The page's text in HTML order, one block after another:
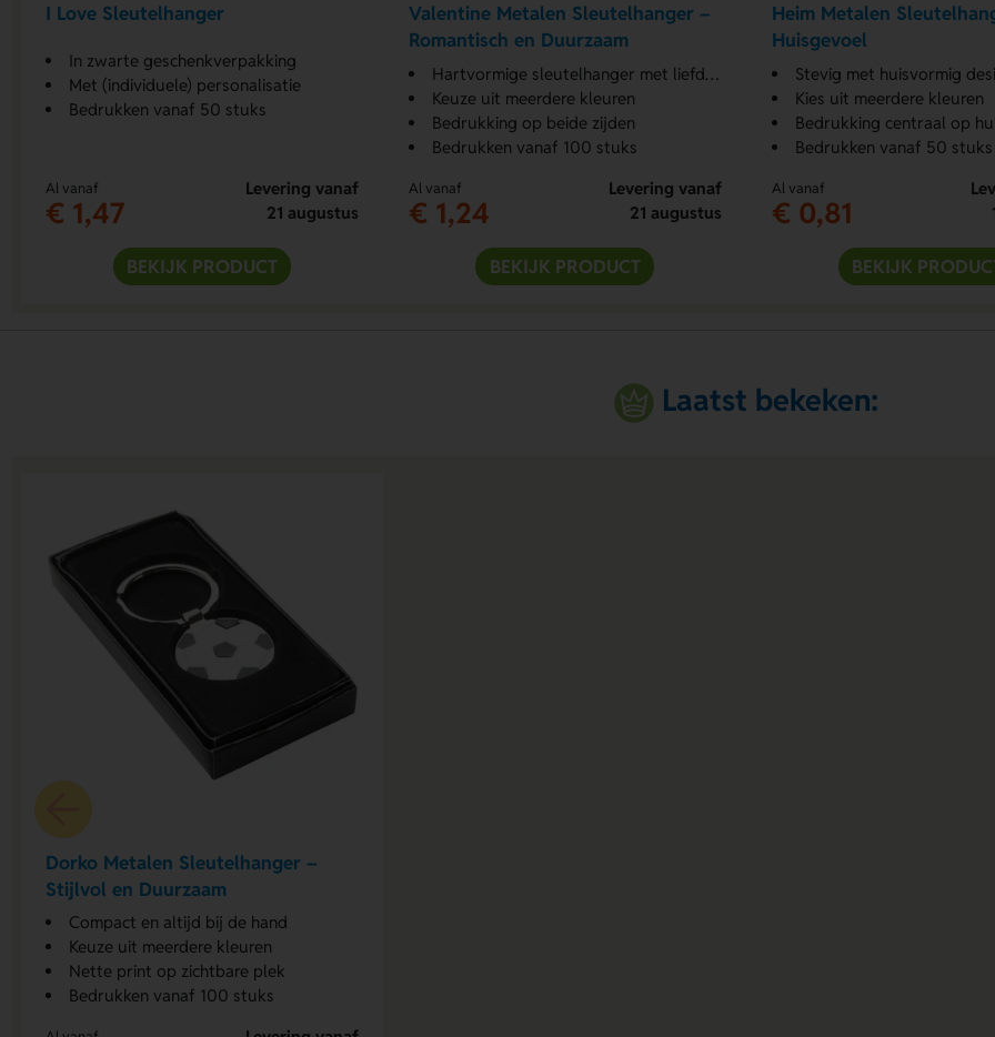
I Love Sleutelhanger
In zwarte geschenkverpakking
Met (individuele) personalisatie
Bedrukken vanaf 50 stuks
Al vanaf
€ 1,47
Levering vanaf
21 augustus
BEKIJK PRODUCT
Valentine Metalen Sleutelhanger –
Romantisch en Duurzaam
Hartvormige sleutelhanger met liefdesboodschap
Keuze uit meerdere kleuren
Bedrukking op beide zijden
Bedrukken vanaf 100 stuks
Al vanaf
€ 1,24
Levering vanaf
21 augustus
BEKIJK PRODUCT
Heim Metalen
Huisgevoel
Stevig met huisvormig
Kies uit meerdere kleuren
Bedrukking centraal op
Bedrukken vanaf 50 stuks
Al vanaf
€ 0,81
BEKIJK
Laatst bekeken:
Dorko Metalen Sleutelhanger –
Stijlvol en Duurzaam
Compact en altijd bij de hand
Keuze uit meerdere kleuren
Nette print op zichtbare plek
Bedrukken vanaf 100 stuks